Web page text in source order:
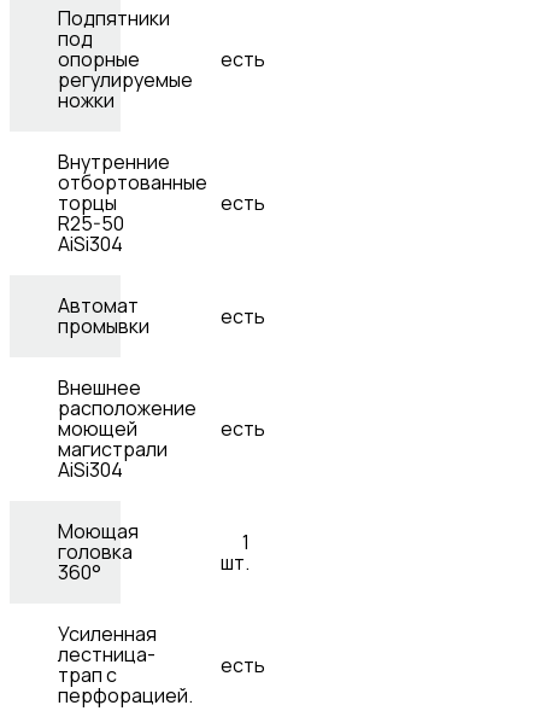
Подпятники
под
опорные
регулируемые
ножки
есть
Внутренние
отбортованные
торцы
R25-50
AiSi304
есть
Автомат
промывки есть
Внешнее
расположение
моющей
магистрали
AiSi304
есть
Моющая
головка
360°
1
шт.
Усиленная
лестница-
трап с
перфорацией.
есть